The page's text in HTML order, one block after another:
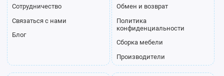
Сотрудничество
Связаться с нами
Блог
Обмен и возврат
Политика
конфиденциальности
Сборка мебели
Производители